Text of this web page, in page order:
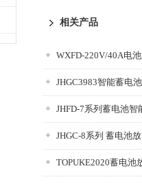
相关产品
WXFD-220V/40A电
JHGC3983智能蓄电
JHFD-7系列蓄电池智
JHGC-8系列 蓄电池
TOPUKE2020蓄电池